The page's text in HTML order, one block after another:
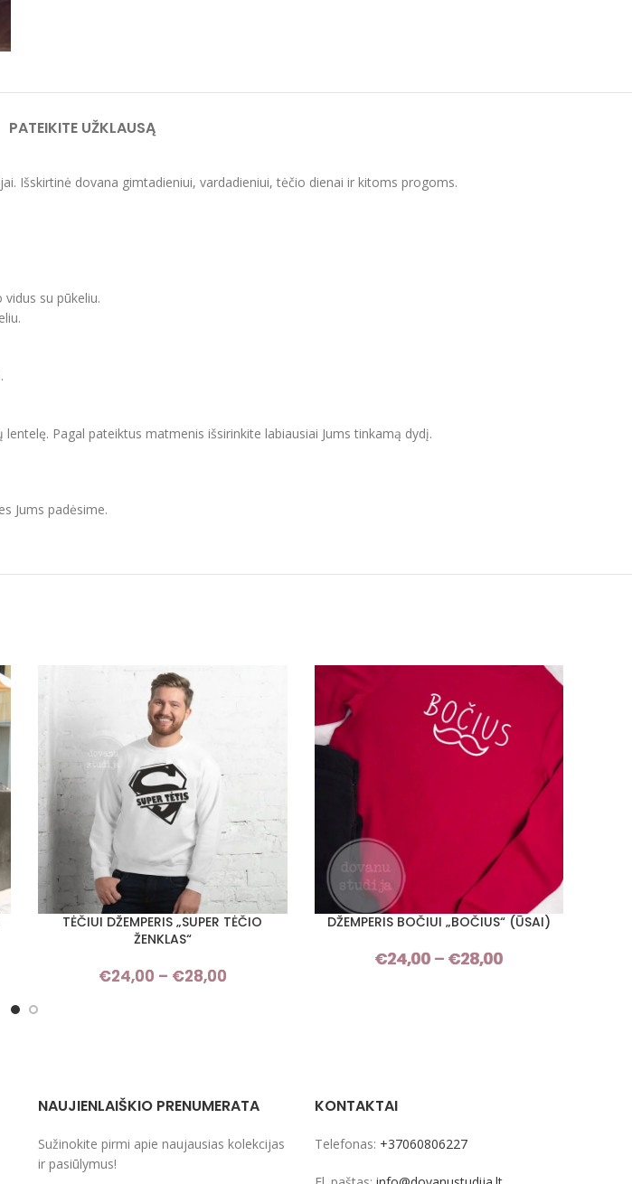
PATEIKITE UŽKLAUSĄ
Išskirtinė dovana gimtadieniui, vardadieniui, tėčio dienai ir kitoms progoms.
su pūkeliu.
Pagal pateiktus matmenis išsirinkite labiausiai Jums tinkamą dydį.
Jums padėsime.
PASIRINKTI SAVYBES
TĖČIUI DŽEMPERIS „SUPER TĖČIO
ŽENKLAS“
€24,00 – €28,00
PASIRINKTI SAVYBES
DŽEMPERIS BOČIUI „BOČIUS“ (ŪSAI)
€24,00 – €28,00
NAUJIENLAIŠKIO PRENUMERATA
Sužinokite pirmi apie naujausias kolekcijas
ir pasiūlymus!
KONTAKTAI
Telefonas: +37060806227